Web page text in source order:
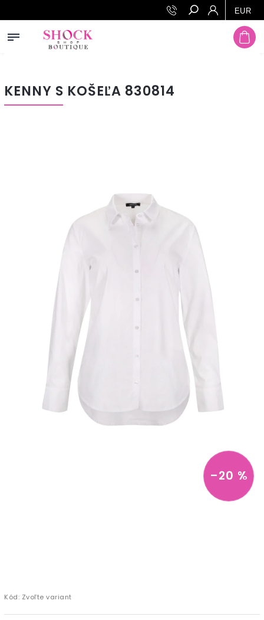
EUR
Hľadať
KENNY S KOŠEĽA 830814
–20 %
Kód: Zvoľte variant